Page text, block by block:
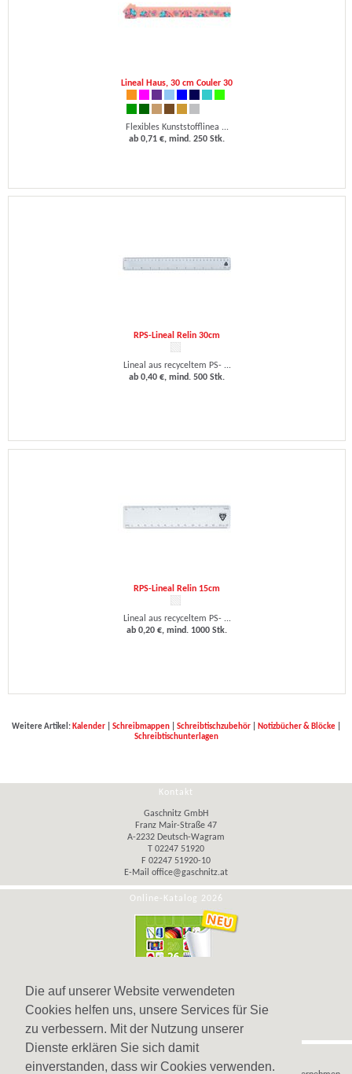
Die auf unserer Website verwendeten
Cookies helfen uns, unsere Services für Sie
zu verbessern. Mit der Nutzung unserer
Dienste erklären Sie sich damit
einverstanden, dass wir Cookies verwenden.
Lineal Haus, 30 cm Couler 30
Flexibles Kunststofflinea ...
ab 0,71 €, mind. 250 Stk.
RPS-Lineal Relin 30cm
Lineal aus recyceltem PS- ...
ab 0,40 €, mind. 500 Stk.
RPS-Lineal Relin 15cm
Lineal aus recyceltem PS- ...
ab 0,20 €, mind. 1000 Stk.
Weitere Artikel: Kalender| Schreibmappen| Schreibtischzubehör| Notizbücher & Blöcke|
Schreibtischunterlagen
Kontakt
Gaschnitz GmbH
Franz Mair-Straße 47
A-2232 Deutsch-Wagram
T 02247 51920
F 02247 51920-10
E-Mail office@gaschnitz.at
Online-Katalog 2026
Hinweis